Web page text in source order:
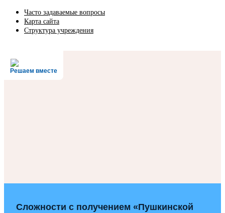
Часто задаваемые вопросы
Карта сайта
Структура учреждения
Решаем вместе
Сложности с получением «Пушкинской